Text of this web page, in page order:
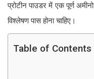
प्रोटीन पाउडर में एक पूर्ण
विश्लेषण पास होना चाहिए।
Table of Contents